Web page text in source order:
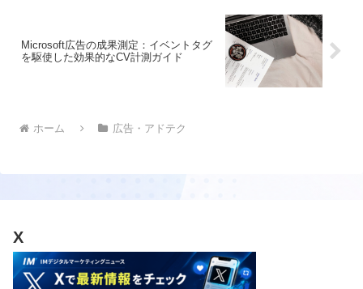
Microsoft広告の成果測定：イベントタグ
を駆使した効果的なCV計測ガイド
ホーム 広告・アドテク
X